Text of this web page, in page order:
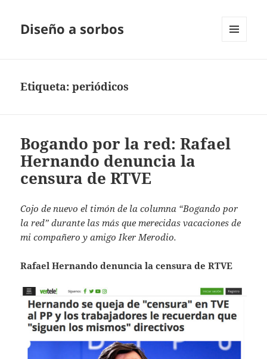
Diseño a sorbos
Etiqueta:periódicos
Bogando por la red: Rafael
Hernando denuncia la
censura de RTVE
Cojo de nuevo el timón de la columna “Bogando por
la red” durante las más que merecidas vacaciones de
mi compañero y amigo Iker Merodio.
Rafael Hernando denuncia la censura de RTVE